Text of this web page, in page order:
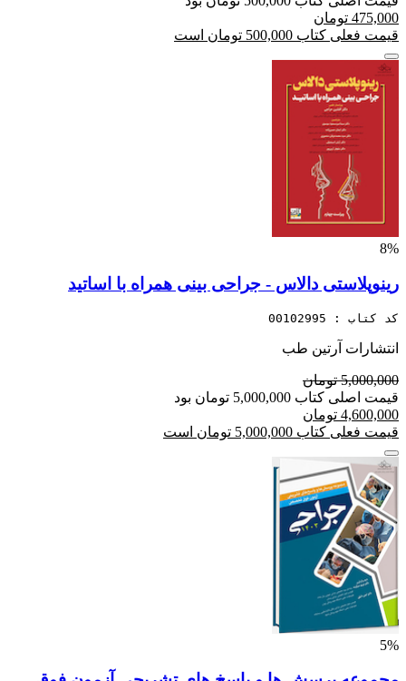
475,000 تومان
قیمت فعلی کتاب 500,000 تومان است
8%
رینوپلاستی دالاس - جراحی بینی همراه با اساتید
کد کتاب : 00102995
انتشارات آرتین طب
5,000,000 تومان
قیمت اصلی کتاب 5,000,000 تومان بود
4,600,000 تومان
قیمت فعلی کتاب 5,000,000 تومان است
5%